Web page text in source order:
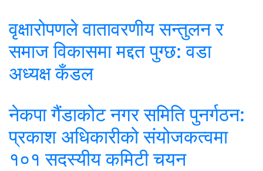
वृक्षारोपणले वातावरणीय सन्तुलन र
समाज विकासमा मद्दत पुग्छ: वडा
अध्यक्ष कँडल
नेकपा गैंडाकोट नगर समिति पुनर्गठन:
प्रकाश अधिकारीको संयोजकत्वमा
१०१ सदस्यीय कमिटी चयन